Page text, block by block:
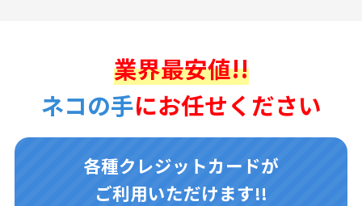
業界最安値!!
ネコの手にお任せください
各種クレジットカードが
ご利用いただけます!!